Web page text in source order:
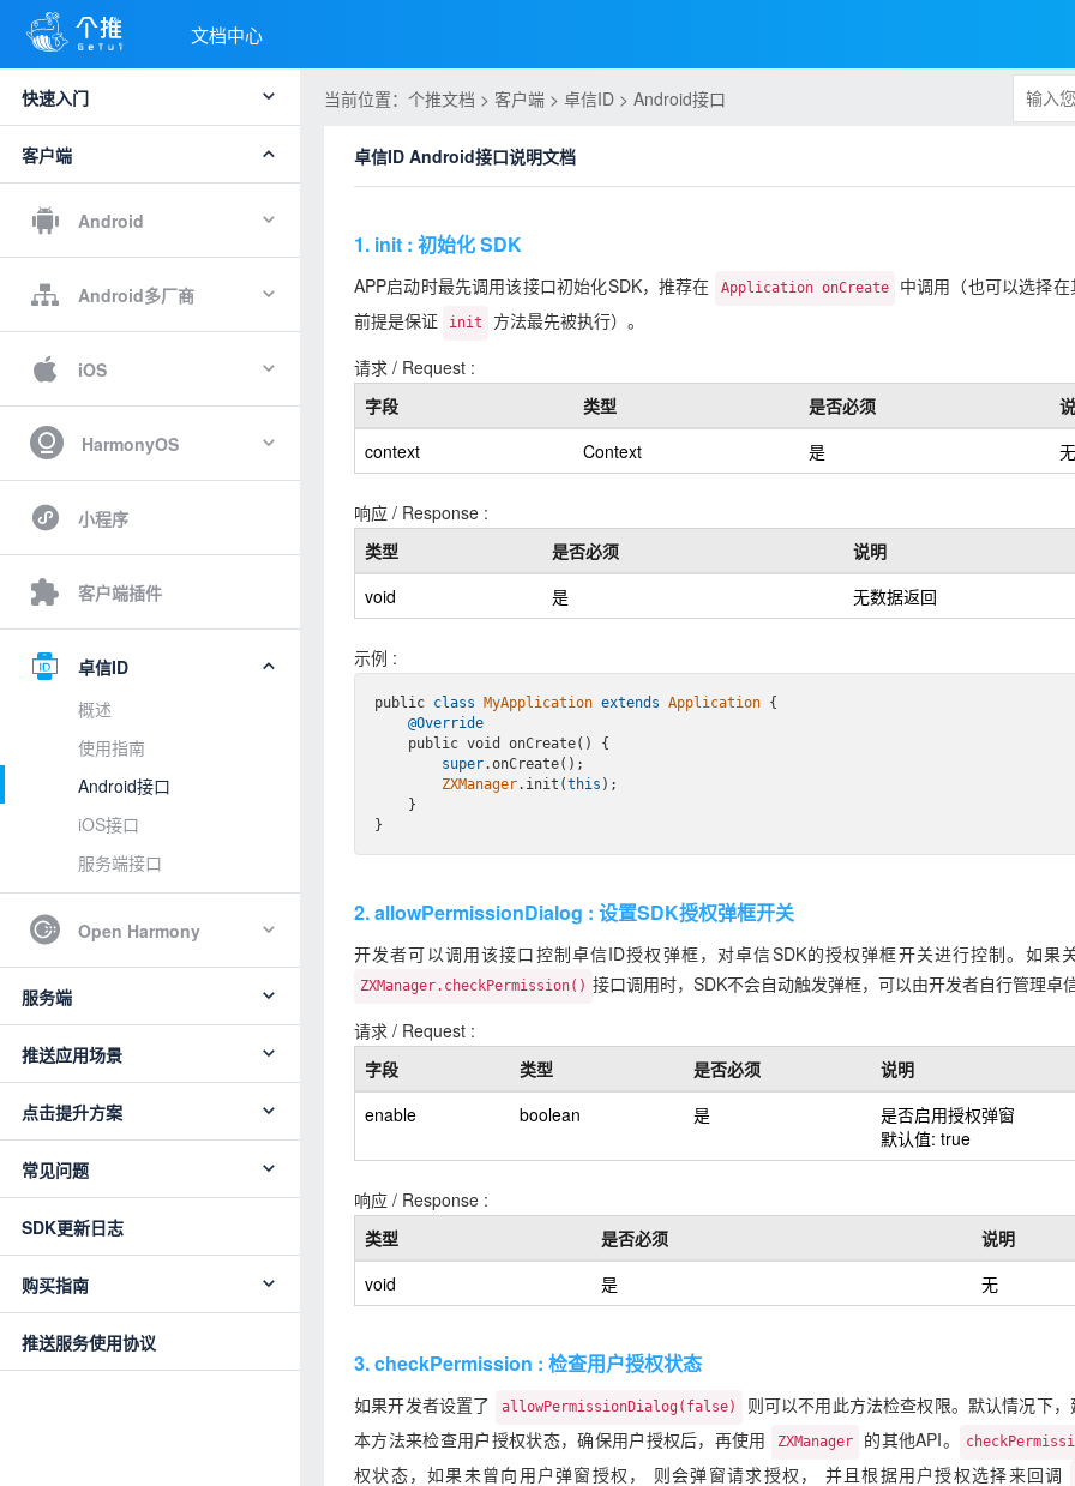
文档中心
快速入门
客户端
Android
Android多厂商
iOS
HarmonyOS
小程序
客户端插件
卓信ID
概述
使用指南
Android接口
iOS接口
服务端接口
Open Harmony
服务端
推送应用场景
点击提升方案
常见问题
SDK更新日志
购买指南
推送服务使用协议
当前位置：个推文档 > 客户端 > 卓信ID > Android接口
卓信ID Android接口说明文档
1. init : 初始化 SDK
APP启动时最先调用该接口初始化SDK，推荐在 Application onCreate
中调用（也可以选择
前提是保证
init
方法最先被执行）。
请求 / Request :
字段
类型 是否必须
context
Context 是 无
响应 / Response :
类型
是否必须
说明
void
是 无数据返回
示例 :
public class MyApplication extends Application
{
@Override
super.onCreate();
ZXManager.init(this );
2. allowPermissionDialog : 设置SDK授权弹框开关
开发者可以调用该接口控制卓信ID授权弹框，对卓信SDK的授权弹框开关进行控制。如果
ZXManager.checkPermission() 接口调用时，SDK不会自动触发弹框，可以由开发者自行管理卓
请求 / Request :
字段
类型 是否必须
说明
enable
boolean 是
是否启用授权弹窗
默认值: true
响应 / Response :
类型
是否必须
说明
void
是 无
3. checkPermission : 检查用户授权状态
如果开发者设置了 allowPermissionDialog(false)
则可以不用此方法检查权限。默认情况下
本方法来检查用户授权状态，确保用户授权后，再使用
ZXManager 的其他API。
权状态，如果未曾向用户弹窗授权， 则会弹窗请求授权， 并且根据用户授权选择来回调